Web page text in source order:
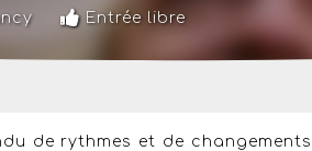
Entrée libre
de rythmes et de changements